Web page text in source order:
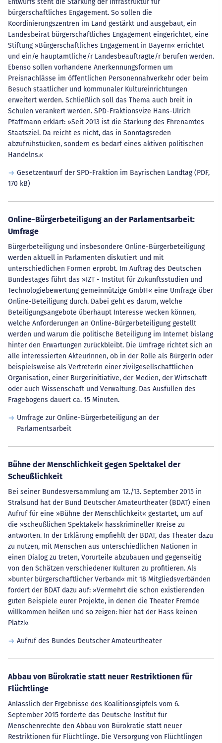
Entwurfs steht die Stärkung der Infrastruktur für
bürgerschaftliches Engagement. So sollen die
Koordinierungszentren im Land gestärkt und ausgebaut, ein
Landesbeirat bürgerschaftliches Engagement eingerichtet, eine
Stiftung »Bürgerschaftliches Engagement in Bayern« errichtet
und ein/e hauptamtliche/r Landesbeauftragte/r berufen werden.
Ebenso sollen vorhandene Anerkennungsformen um
Preisnachlässe im öffentlichen Personennahverkehr oder beim
Besuch staatlicher und kommunaler Kultureinrichtungen
erweitert werden. Schließlich soll das Thema auch breit in
Schulen verankert werden. SPD-Fraktionsvize Hans-Ulrich
Pfaffmann erklärt: »Seit 2013 ist die Stärkung des Ehrenamtes
Staatsziel. Da reicht es nicht, das in Sonntagsreden
abzufrühstücken, sondern es bedarf eines aktiven politischen
Handelns.«
Gesetzentwurf der SPD-Fraktion im Bayrischen Landtag(PDF,
170 kB)
Online-Bürgerbeteiligung an der Parlamentsarbeit:
Umfrage
Bürgerbeteiligung und insbesondere Online-Bürgerbeteiligung
werden aktuell in Parlamenten diskutiert und mit
unterschiedlichen Formen erprobt. Im Auftrag des Deutschen
Bundestages führt das »IZT - Institut für Zukunftsstudien und
Technologiebewertung gemeinnützige GmbH« eine Umfrage über
Online-Beteiligung durch. Dabei geht es darum, welche
Beteiligungsangebote überhaupt Interesse wecken können,
welche Anforderungen an Online-Bürgerbeteiligung gestellt
werden und warum die politische Beteiligung im Internet bislang
hinter den Erwartungen zurückbleibt. Die Umfrage richtet sich an
alle interessierten AkteurInnen, ob in der Rolle als BürgerIn oder
beispielsweise als VertreterIn einer zivilgesellschaftlichen
Organisation, einer Bürgerinitiative, der Medien, der Wirtschaft
oder auch Wissenschaft und Verwaltung. Das Ausfüllen des
Fragebogens dauert ca. 15 Minuten.
Umfrage zur Online-Bürgerbeteiligung an der
Parlamentsarbeit
Bühne der Menschlichkeit gegen Spektakel der
Scheußlichkeit
Bei seiner Bundesversammlung am 12./13. September 2015 in
Stralsund hat der Bund Deutscher Amateurtheater (BDAT) einen
Aufruf für eine »Bühne der Menschlichkeit« gestartet, um auf
die »scheußlichen Spektakel« hasskrimineller Kreise zu
antworten. In der Erklärung empfiehlt der BDAT, das Theater dazu
zu nutzen, mit Menschen aus unterschiedlichen Nationen in
einen Dialog zu treten, Vorurteile abzubauen und gegenseitig
von den Schätzen verschiedener Kulturen zu profitieren. Als
»bunter bürgerschaftlicher Verband« mit 18 Mitgliedsverbänden
fordert der BDAT dazu auf: »Vermehrt die schon existierenden
guten Beispiele eurer Projekte, in denen die Theater Fremde
willkommen heißen und so zeigen: hier hat der Hass keinen
Platz!«
Aufruf des Bundes Deutscher Amateurtheater
Abbau von Bürokratie statt neuer Restriktionen für
Flüchtlinge
Anlässlich der Ergebnisse des Koalitionsgipfels vom 6.
September 2015 forderte das Deutsche Institut für
Menschenrechte den Abbau von Bürokratie statt neuer
Restriktionen für Flüchtlinge. Die Versorgung von Flüchtlingen